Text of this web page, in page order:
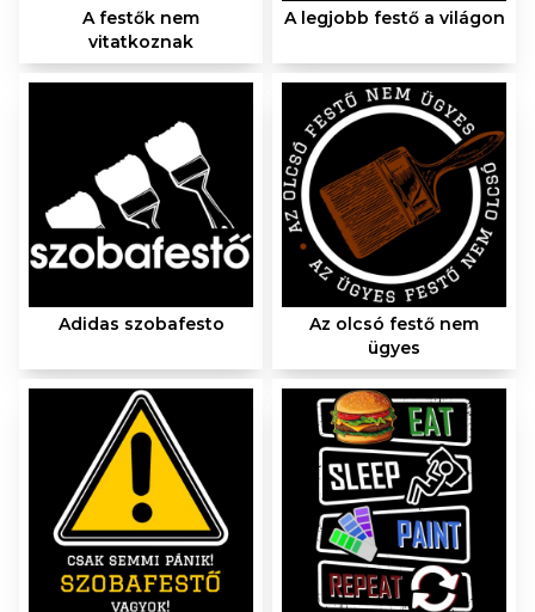
A festők nem
vitatkoznak
A legjobb festő a világon
Adidas szobafesto
Az olcsó festő nem
ügyes